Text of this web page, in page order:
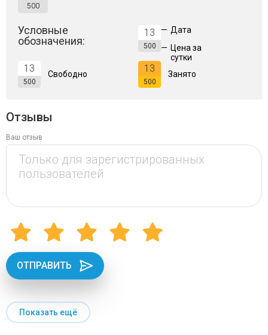
500
Условные
обозначения:
13
500
— Дата
— Цена за
сутки
13
500
Свободно
13
500
Занято
Отзывы
Ваш отзыв
ОТПРАВИТЬ
Показать ещё